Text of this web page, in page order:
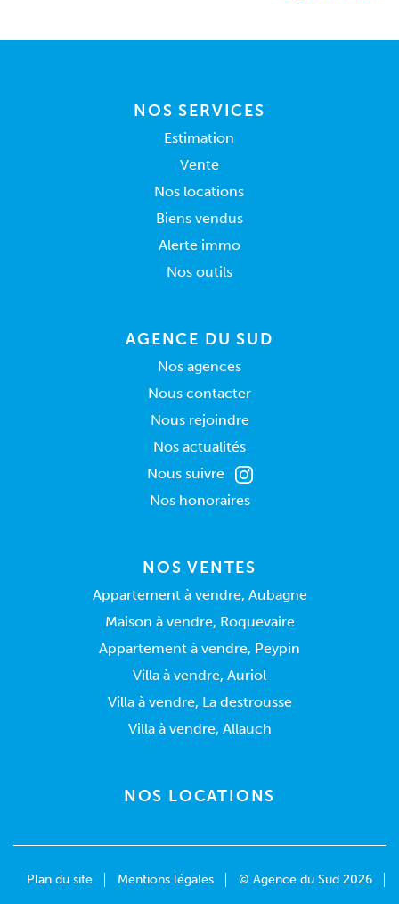
NOS SERVICES
Estimation
Vente
Nos locations
Biens vendus
Alerte immo
Nos outils
AGENCE DU SUD
Nos agences
Nous contacter
Nous rejoindre
Nos actualités
Nous suivre
Nos honoraires
NOS VENTES
Appartement à vendre, Aubagne
Maison à vendre, Roquevaire
Appartement à vendre, Peypin
Villa à vendre, Auriol
Villa à vendre, La destrousse
Villa à vendre, Allauch
NOS LOCATIONS
Plan du site Mentions légales © Agence du Sud 2026